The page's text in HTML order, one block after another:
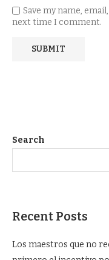
Save my name,
next time I comment.
Search
Recent Posts
Los maestros que no